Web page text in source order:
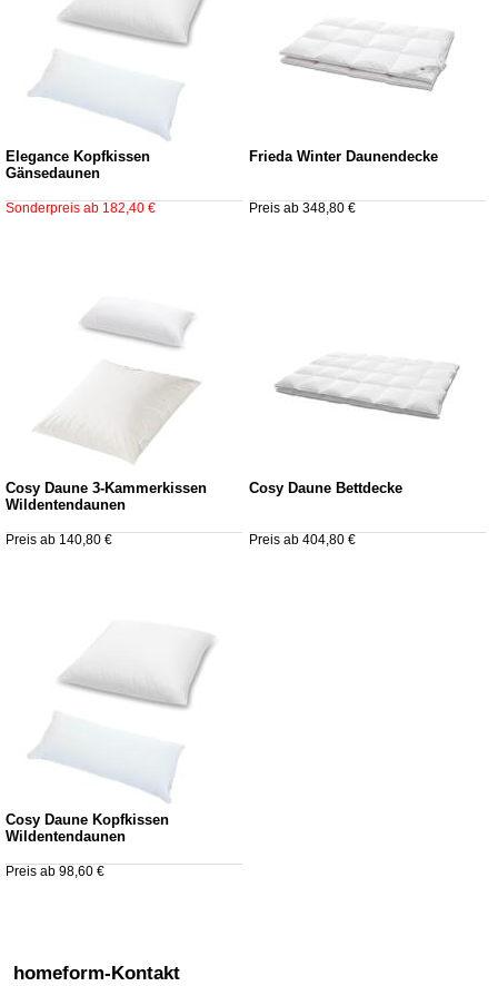
Elegance Kopfkissen
Gänsedaunen
Sonderpreis ab 182,40 €
Frieda Winter Daunendecke
Preis ab 348,80 €
Cosy Daune 3-Kammerkissen
Wildentendaunen
Preis ab 140,80 €
Cosy Daune Bettdecke
Preis ab 404,80 €
Cosy Daune Kopfkissen
Wildentendaunen
Preis ab 98,60 €
homeform-Kontakt